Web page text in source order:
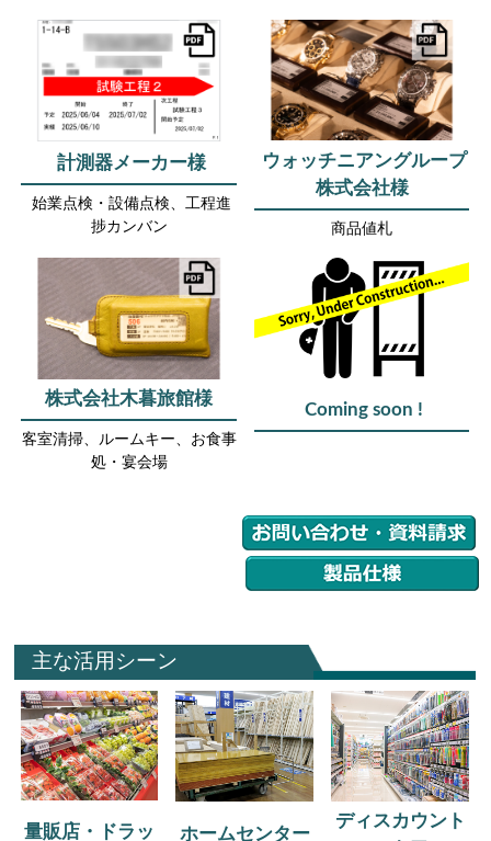
計測器メーカー様
始業点検・設備点検、工程進
捗カンバン
ウォッチニアングループ
株式会社様
商品値札
株式会社木暮旅館様
客室清掃、ルームキー、お食事
処・宴会場
Coming soon !
主な活用シーン
量販店・ドラッ ホームセンター
ディスカウント